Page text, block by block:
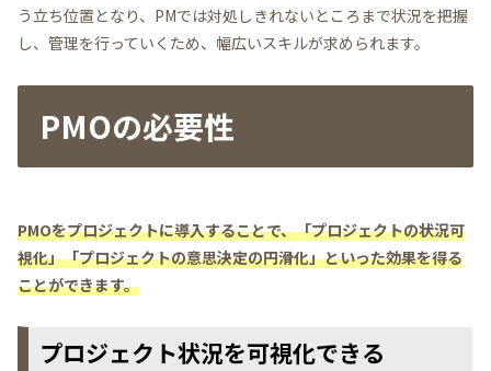
う立ち位置となり、PMでは対処しきれないところまで状況を把握
し、管理を行っていくため、幅広いスキルが求められます。
PMOの必要性
PMOをプロジェクトに導入することで、「プロジェクトの状況可
視化」「プロジェクトの意思決定の円滑化」といった効果を得る
ことができます。
プロジェクト状況を可視化できる